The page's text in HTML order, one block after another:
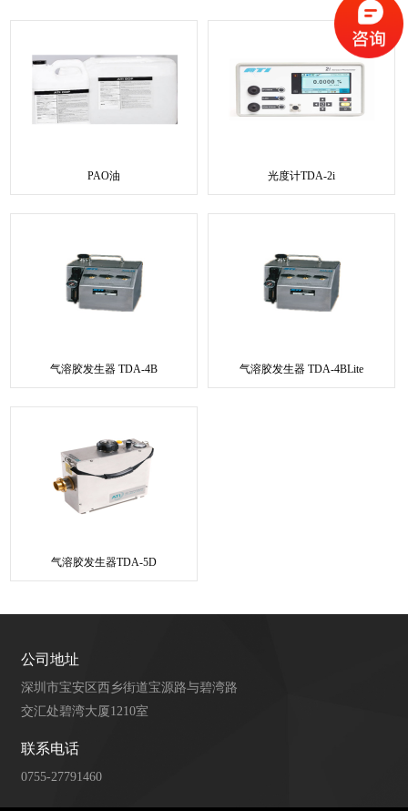
PAO油 光度计TDA-2i
气溶胶发生器 TDA-4B 气溶胶发生器 TDA-4BLite
气溶胶发生器TDA-5D
公司地址
深圳市宝安区西乡街道宝源路与碧湾路
交汇处碧湾大厦1210室
联系电话
0755-27791460